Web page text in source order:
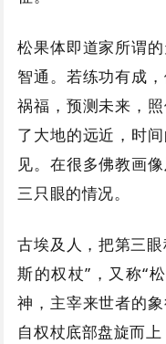
松果体即道家所谓
智通。若练功有成
祸福，预测未来，
了大地的远近，时
见。在很多佛教画
三只眼的情况。
古埃及人，把第三眼
斯的权杖”，又称“
神，主宰来世者的
自权杖底部盘旋而上